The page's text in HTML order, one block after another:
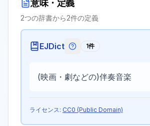
意味・定義
2つの辞書から2件の定義
EJDict EJDictの記号説明
1件
(映画・劇などの)伴奏音楽
ライセンス: CC0 (Public Domain)